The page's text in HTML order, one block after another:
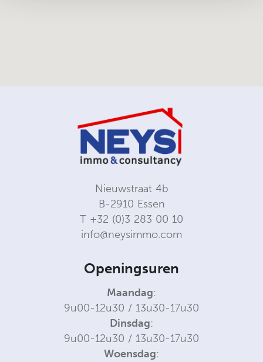
Nieuwstraat 4b
B-2910 Essen
T +32 (0)3 283 00 10
info@neysimmo.com
Openingsuren
Maandag:
9u00-12u30 / 13u30-17u30
Dinsdag:
9u00-12u30 / 13u30-17u30
Woensdag: